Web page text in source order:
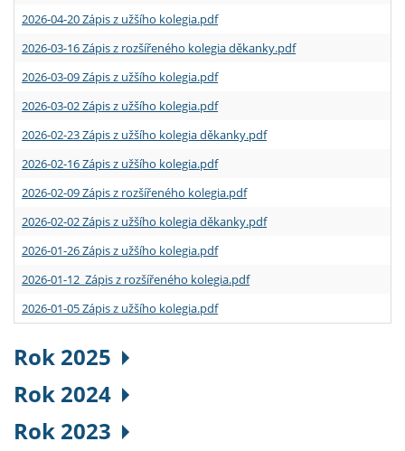
2026-04-20 Zápis z užšího kolegia.pdf
2026-03-16 Zápis z rozšířeného kolegia děkanky.pdf
2026-03-09 Zápis z užšího kolegia.pdf
2026-03-02 Zápis z užšího kolegia.pdf
2026-02-23 Zápis z užšího kolegia děkanky.pdf
2026-02-16 Zápis z užšího kolegia.pdf
2026-02-09 Zápis z rozšířeného kolegia.pdf
2026-02-02 Zápis z užšího kolegia děkanky.pdf
2026-01-26 Zápis z užšího kolegia.pdf
2026-01-12 Zápis z rozšířeného kolegia.pdf
2026-01-05 Zápis z užšího kolegia.pdf
Rok 2025
Rok 2024
Rok 2023